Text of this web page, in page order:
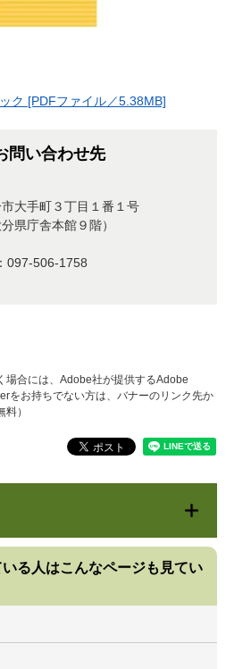
ク [PDFファイル／5.38MB]
問い合わせ先
大手町３丁目１番１号
分県庁舎本館９階）
097-506-1758
場合には、Adobe社が提供するAdobe
をお持ちでない方は、バナーのリンク先か
）
る人はこんなページも見てい